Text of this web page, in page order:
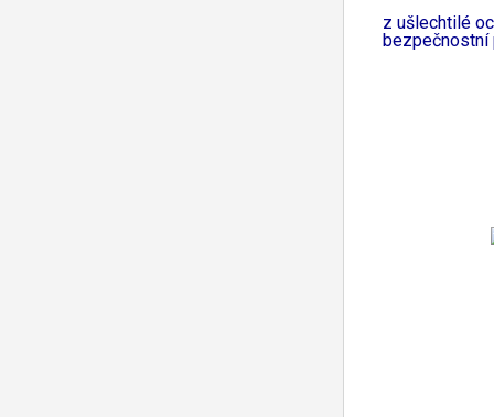
z ušlechtilé
bezpečnostní